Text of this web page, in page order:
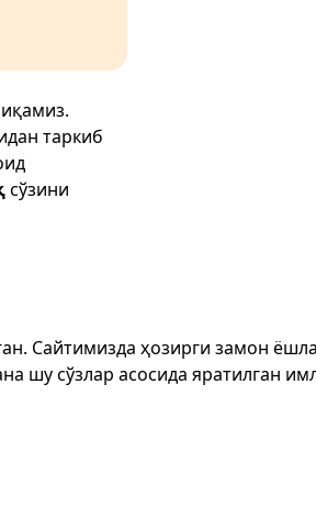
таркиб
сўзини
Сайтимизда ҳозирги замон
шу сўзлар асосида яратилган